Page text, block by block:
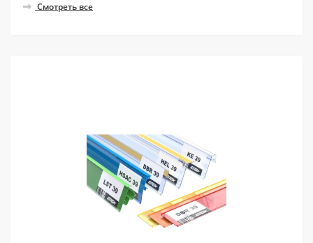
Смотреть все